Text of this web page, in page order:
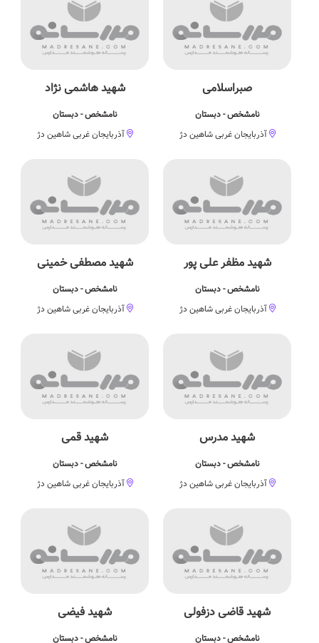
صبراسلامی
نامشخص - دبستان
آذربایجان غربی شاهین دژ
شهید هاشمی نژاد
نامشخص - دبستان
آذربایجان غربی شاهین دژ
شهید مظفر علی پور
نامشخص - دبستان
آذربایجان غربی شاهین دژ
شهید مصطفی خمینی
نامشخص - دبستان
آذربایجان غربی شاهین دژ
شهید مدرس
نامشخص - دبستان
آذربایجان غربی شاهین دژ
شهید قمی
نامشخص - دبستان
آذربایجان غربی شاهین دژ
شهید قاضی دزفولی
نامشخص - دبستان
شهید فیضی
نامشخص - دبستان